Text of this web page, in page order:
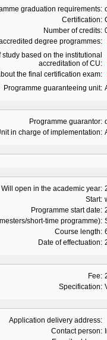
graduation requirements:
Certification:
Number of credits:
degree programmes:
based on the institutional
accreditation of CU:
the final certification exam:
Programme guaranteeing unit:
Programme guarantor:
in charge of implementation:
Will open in the academic year:
Start:
Programme start date:
short-time programme):
Course length:
Date of effectuation:
Fee:
Specification:
Application delivery address:
Contact person: